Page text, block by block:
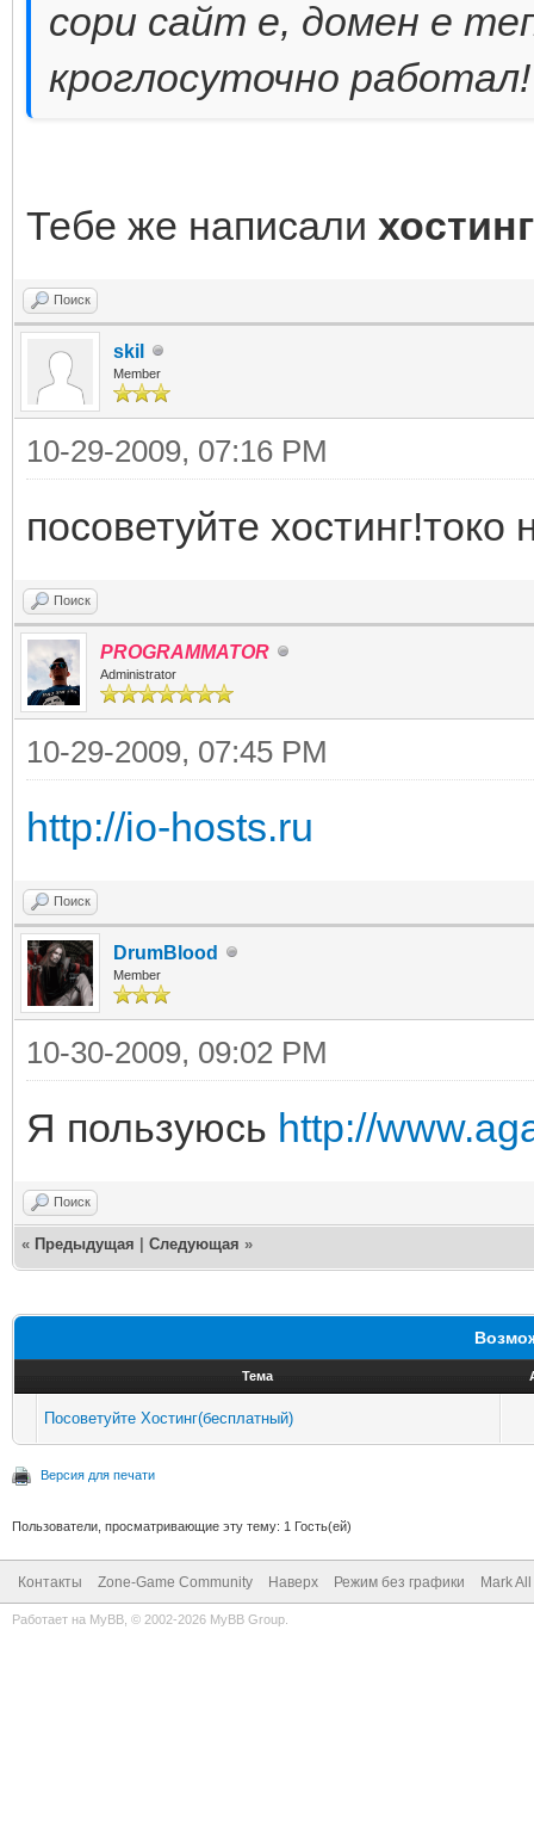
cори сайт е, домен е
кроглосуточно работал!
Тебе же написали хостинг
Поиск
skil
Member
10-29-2009, 07:16 PM
посоветуйте хостинг!токо
Поиск
PROGRAMMATOR
Administrator
10-29-2009, 07:45 PM
http://io-hosts.ru
Поиск
DrumBlood
Member
10-30-2009, 09:02 PM
Я пользуюсь http://
Поиск
« Предыдущая Следующая »
Тема
Посоветуйте Хостинг(бесплатный)
Версия для печати
Пользователи, просматривающие эту тему: 1 Гость(ей)
Контакты Zone-Game Community Наверх Режим без графики Mark
Работает на MyBB , © 2002-2026 MyBB Group